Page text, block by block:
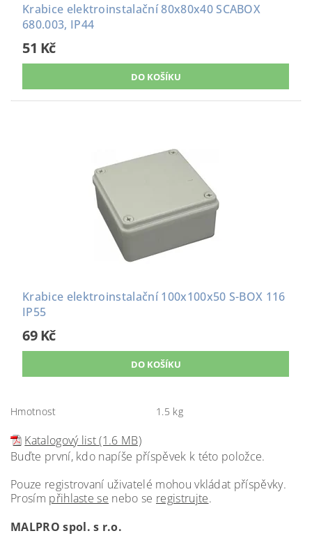
Krabice elektroinstalační 80x80x40 SCABOX
680.003, IP44
51 Kč
Krabice elektroinstalační 100x100x50 S-BOX 116
IP55
69 Kč
Hmotnost 1.5 kg
Katalogový list (1.6 MB)
Buďte první, kdo napíše příspěvek k této položce.
Pouze registrovaní uživatelé mohou vkládat příspěvky.
Prosím přihlaste se nebo se registrujte.
MALPRO spol. s r.o.